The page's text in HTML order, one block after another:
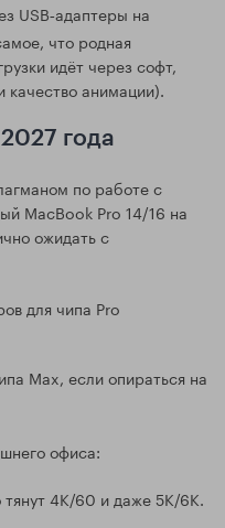
USB‑адаптеры на
что родная
идёт через софт,
качество анимации).
года
по работе с
MacBook Pro 14/16 на
ожидать с
для чипа Pro
Max, если опираться на
офиса:
4K/60 и даже 5K/6K.